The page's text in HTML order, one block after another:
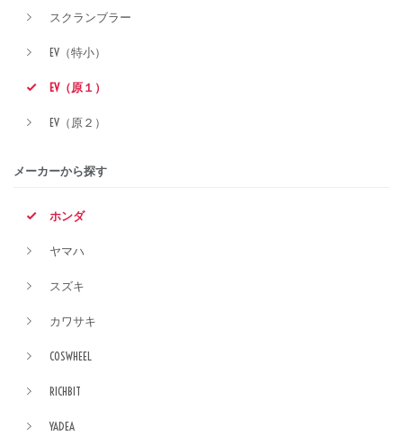
スクランブラー
EV（特小）
EV（原１）
EV（原２）
メーカーから探す
ホンダ
ヤマハ
スズキ
カワサキ
COSWHEEL
RICHBIT
YADEA